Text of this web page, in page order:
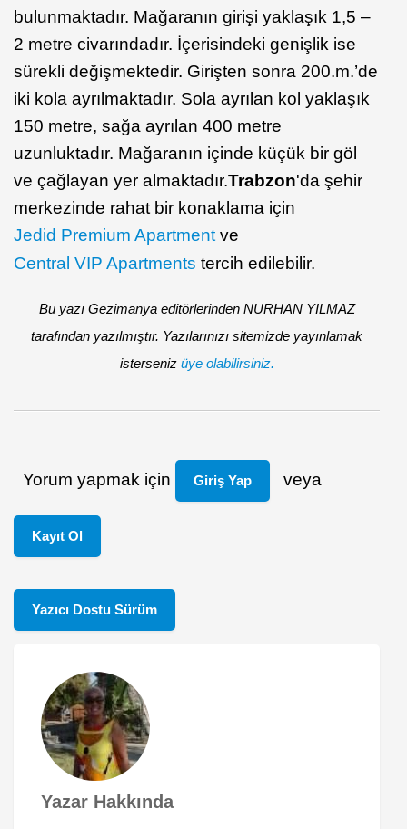
bulunmaktadır. Mağaranın girişi yaklaşık 1,5 –
2 metre civarındadır. İçerisindeki genişlik ise
sürekli değişmektedir. Girişten sonra 200.m.’de
iki kola ayrılmaktadır. Sola ayrılan kol yaklaşık
150 metre, sağa ayrılan 400 metre
uzunluktadır. Mağaranın içinde küçük bir göl
ve çağlayan yer almaktadır.Trabzon'da şehir
merkezinde rahat bir konaklama için
Jedid Premium Apartment ve
Central VIP Apartments tercih edilebilir.
Bu yazı Gezimanya editörlerinden NURHAN YILMAZ
tarafından yazılmıştır. Yazılarınızı sitemizde yayınlamak
isterseniz üye olabilirsiniz.
Yorum yapmak için Giriş Yap veya
Kayıt Ol
Yazıcı Dostu Sürüm
Yazar Hakkında